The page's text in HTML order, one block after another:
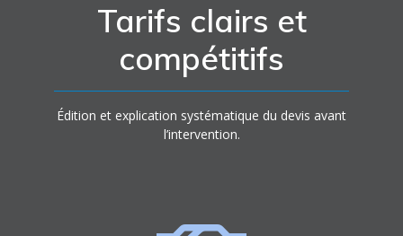
Tarifs clairs et
compétitifs
Édition et explication systématique du devis avant
l’intervention.